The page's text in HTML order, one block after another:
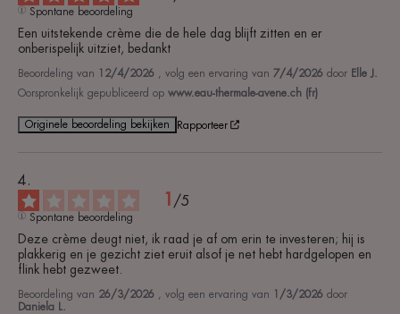
Spontane beoordeling
Een uitstekende crème die de hele dag blijft zitten en er
onberispelijk uitziet, bedankt
Beoordeling van 12/4/2026 , volg een ervaring van 7/4/2026 door Elle J.
Oorspronkelijk gepubliceerd op www.eau-thermale-avene.ch (fr)
Originele beoordeling bekijken Rapporteer
1 /5
Spontane beoordeling
Deze crème deugt niet, ik raad je af om erin te investeren; hij is
plakkerig en je gezicht ziet eruit alsof je net hebt hardgelopen en
flink hebt gezweet.
Beoordeling van 26/3/2026 , volg een ervaring van 1/3/2026 door
Daniela L.